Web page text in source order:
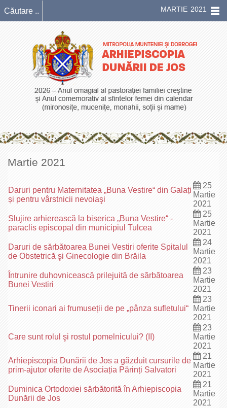
MARTIE 2021
Martie 2021
Daruri pentru Maternitatea „Buna Vestire“ din Galați
și pentru vârstnicii nevoiaşi
25
Martie
2021
Slujire arhierească la biserica „Buna Vestire“ -
paraclis episcopal din municipiul Tulcea
25
Martie
2021
Daruri de sărbătoarea Bunei Vestiri oferite Spitalul
de Obstetrică şi Ginecologie din Brăila
24
Martie
2021
Întrunire duhovnicească prilejuită de sărbătoarea
Bunei Vestiri
23
Martie
2021
Tinerii iconari ai frumuseții de pe „pânza sufletului“
23
Martie
2021
Care sunt rolul şi rostul pomelnicului? (II)
23
Martie
2021
Arhiepiscopia Dunării de Jos a găzduit cursurile de
prim-ajutor oferite de Asociația Părinți Salvatori
21
Martie
2021
Duminica Ortodoxiei sărbătorită în Arhiepiscopia
Dunării de Jos
21
Martie
2021